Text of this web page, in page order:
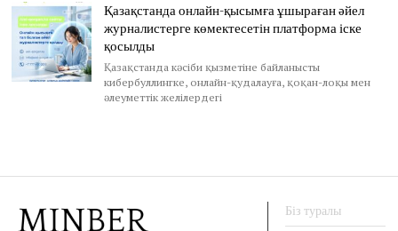
Қазақстанда онлайн-қысымға ұшыраған әйел
журналистерге көмектесетін платформа іске
қосылды
Қазақстанда кәсіби қызметіне байланысты
кибербуллингке, онлайн-қудалауға, қоқан-лоқы мен
әлеуметтік желілердегі
Біз туралы